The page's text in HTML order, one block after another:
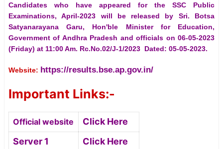
Candidates who have appeared for the SSC Public
Examinations, April-2023 will be released by Sri. Botsa
Satyanarayana Garu, Hon'ble Minister for Education,
Government of Andhra Pradesh and officials on 06-05-2023
(Friday) at 11:00 Am. Rc.No.02/J-1/2023 Dated: 05-05-2023.
Website: https://results.bse.ap.gov.in/
Important Links:-
Official website
Click Here
Server 1
Click Here